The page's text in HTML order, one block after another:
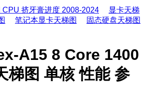
CPU 挤牙膏进度 2008-2024
显卡天梯
笔记本显卡天梯图
固态硬盘天梯图
A15 8 Core 1400
梯图 单核 性能 参